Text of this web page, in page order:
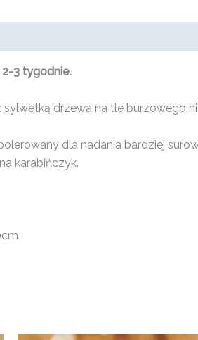
2-3 tygodnie.
drzewa na tle burzowego
dla nadania bardziej
karabińczyk.